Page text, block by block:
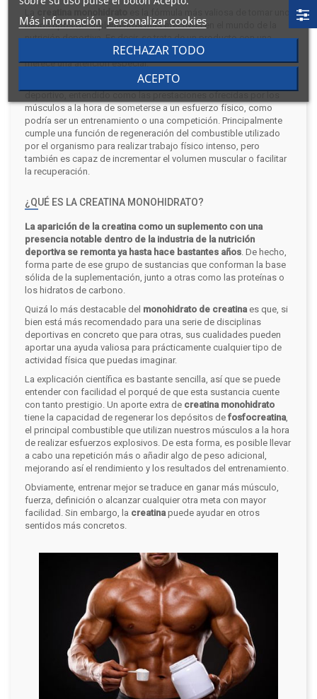
de los tipos de suplementos más efectivos en el mundo de la
nutrición deportiva. Es decir, se trata de un producto con una
importancia altísima dentro de la suplementación, por lo que
merece una atención especial.
Sus beneficios giran en torno al aumento directo del rendimiento
músculos a la hora de someterse a un esfuerzo físico, como
podría ser un entrenamiento o una competición. Principalmente
cumple una función de regeneración del combustible utilizado
por el organismo para realizar trabajo físico intenso, pero
también es capaz de incrementar el volumen muscular o facilitar
la recuperación.
¿QUÉ ES LA CREATINA MONOHIDRATO?
La aparición de la creatina como un suplemento con una
presencia notable dentro de la industria de la nutrición
deportiva se remonta ya hasta hace bastantes años. De hecho,
forma parte de ese grupo de sustancias que conforman la base
sólida de la suplementación, junto a otras como las proteínas o
los hidratos de carbono.
Quizá lo más destacable del monohidrato de creatinaes que, si
bien está más recomendado para una serie de disciplinas
deportivas en concreto que para otras, sus cualidades pueden
aportar una ayuda valiosa para prácticamente cualquier tipo de
actividad física que puedas imaginar.
La explicación científica es bastante sencilla, así que se puede
entender con facilidad el porqué de que esta sustancia cuente
con tanto prestigio. Un aporte extra de creatina monohidrato
tiene la capacidad de regenerar los depósitos de fosfocreatina,
el principal combustible que utilizan nuestros músculos a la hora
de realizar esfuerzos explosivos. De esta forma, es posible llevar
a cabo una repetición más o añadir algo de peso adicional,
mejorando así el rendimiento y los resultados del entrenamiento.
Obviamente, entrenar mejor se traduce en ganar más músculo,
fuerza, definición o alcanzar cualquier otra meta con mayor
facilidad. Sin embargo, la creatinapuede ayudar en otros
sentidos más concretos.
Más información Personalizar cookies
RECHAZAR TODO
ACEPTO